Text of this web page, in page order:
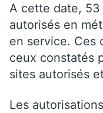
A cette date,
autorisés en
en service. Ces
ceux constatés
sites autorisés
Les